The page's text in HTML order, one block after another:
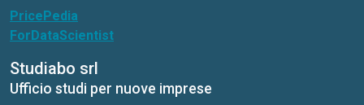
PricePedia
ForDataScientist
Studiabo srl
Ufficio studi per nuove imprese